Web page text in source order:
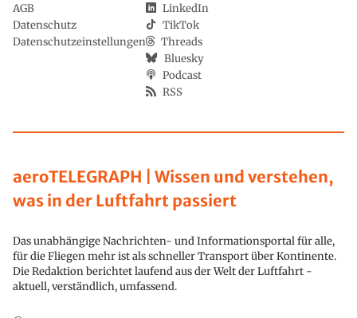
aeroTELEGRAPH | Wissen und verstehen,
was in der Luftfahrt passiert
Das unabhängige Nachrichten- und Informationsportal für alle,
für die Fliegen mehr ist als schneller Transport über Kontinente.
Die Redaktion berichtet laufend aus der Welt der Luftfahrt -
aktuell, verständlich, umfassend.
AGB
Datenschutz
Datenschutzeinstellungen
LinkedIn
TikTok
Threads
Bluesky
Podcast
RSS